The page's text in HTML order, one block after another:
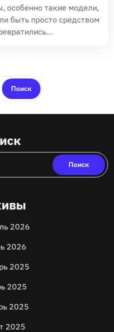
особенно такие модели,
быть просто средством
Поиск
2026
2026
2025
2025
2025
2025